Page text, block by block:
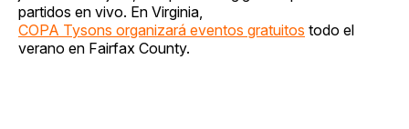
partidos en vivo. En Virginia,
COPA Tysons organizará eventos gratuitos todo el
verano en Fairfax County.